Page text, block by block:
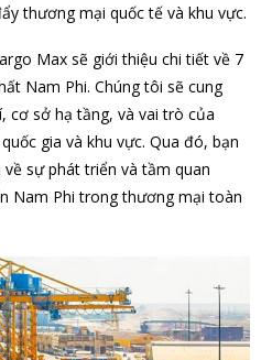
thương mại quốc tế và khu vực.
Max sẽ giới thiệu chi tiết về 7
Nam Phi. Chúng tôi sẽ cung
cơ sở hạ tầng, và vai trò của
gia và khu vực. Qua đó, bạn
sự phát triển và tầm quan
Nam Phi trong thương mại toàn